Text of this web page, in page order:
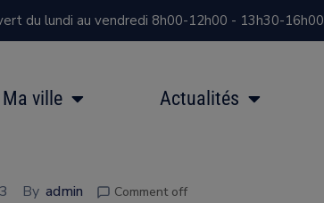
du lundi au vendredi 8h00-12h00 - 13h30-16h00
Ma ville Actualités
By admin Comment off